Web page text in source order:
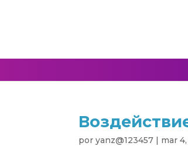
poryanz@123457 | mar